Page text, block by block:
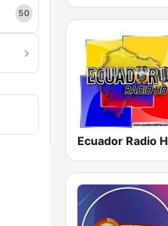
50
Ecuador Radio